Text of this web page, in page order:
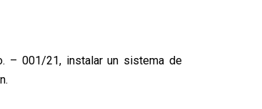
– 001/21, instalar un sistema de